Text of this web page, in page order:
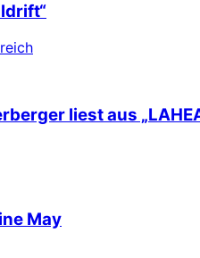
liest aus
May